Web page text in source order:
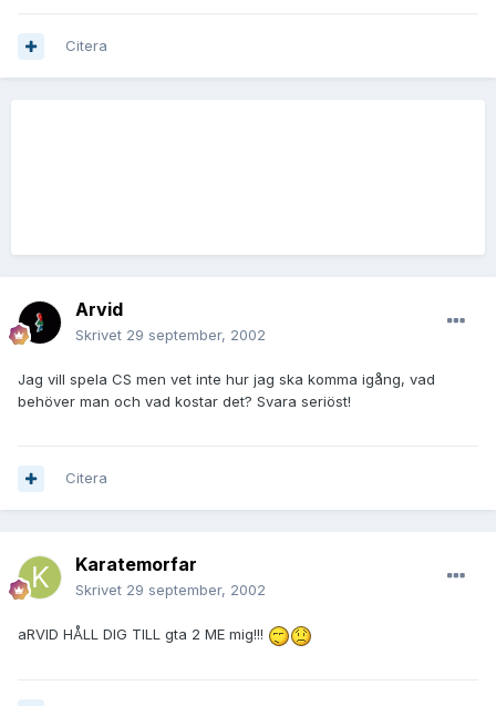
Citera
Arvid
Skrivet 29 september, 2002
Jag vill spela CS men vet inte hur jag ska komma igång, vad
behöver man och vad kostar det? Svara seriöst!
Citera
Karatemorfar
Skrivet 29 september, 2002
aRVID HÅLL DIG TILL gta 2 ME mig!!!